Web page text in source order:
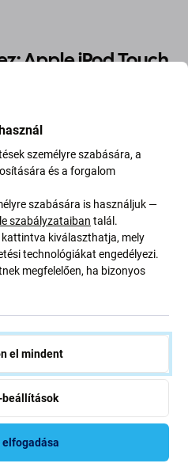
Apple iPod Touch
Gen) akkumulátora felfújt
ki kell cserélni.
fújva
100%-ra
az akkumulátor
néven értékesített
specifikációk és
az eredeti. Ez az eredeti
személyre szabására, a
és a forgalom
szabására is használjuk —
szabályzataiban talál.
kiválaszthatja, mely
technológiákat engedélyezi.
megfelelően, ha bizonyos
el mindent
beállítások
elfogadása